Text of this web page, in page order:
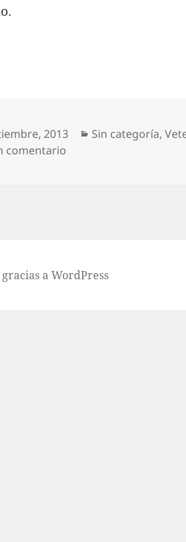
2013 Categorías
Sin categoría,
comentario
a WordPress